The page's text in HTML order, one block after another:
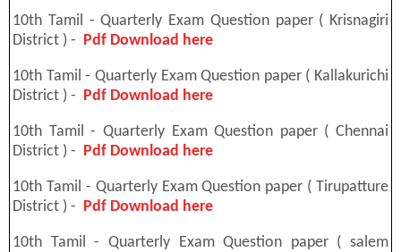
10th Tamil - Quarterly Exam Question paper ( Krisnagiri
District ) - Pdf Download here
10th Tamil - Quarterly Exam Question paper ( Kallakurichi
District ) - Pdf Download here
10th Tamil - Quarterly Exam Question paper ( Chennai
District ) - Pdf Download here
10th Tamil - Quarterly Exam Question paper ( Tirupatture
District ) - Pdf Download here
10th Tamil - Quarterly Exam Question paper ( salem